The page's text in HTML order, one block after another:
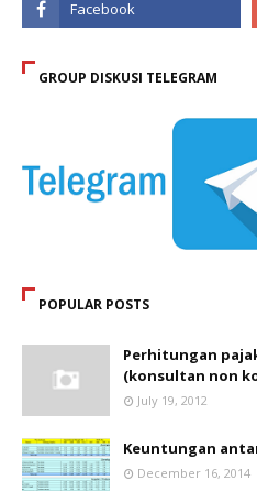
GROUP DISKUSI TELEGRAM
POPULAR POSTS
Perhitungan
(konsultan non
July 19, 2012
Keuntungan
December 16, 2014